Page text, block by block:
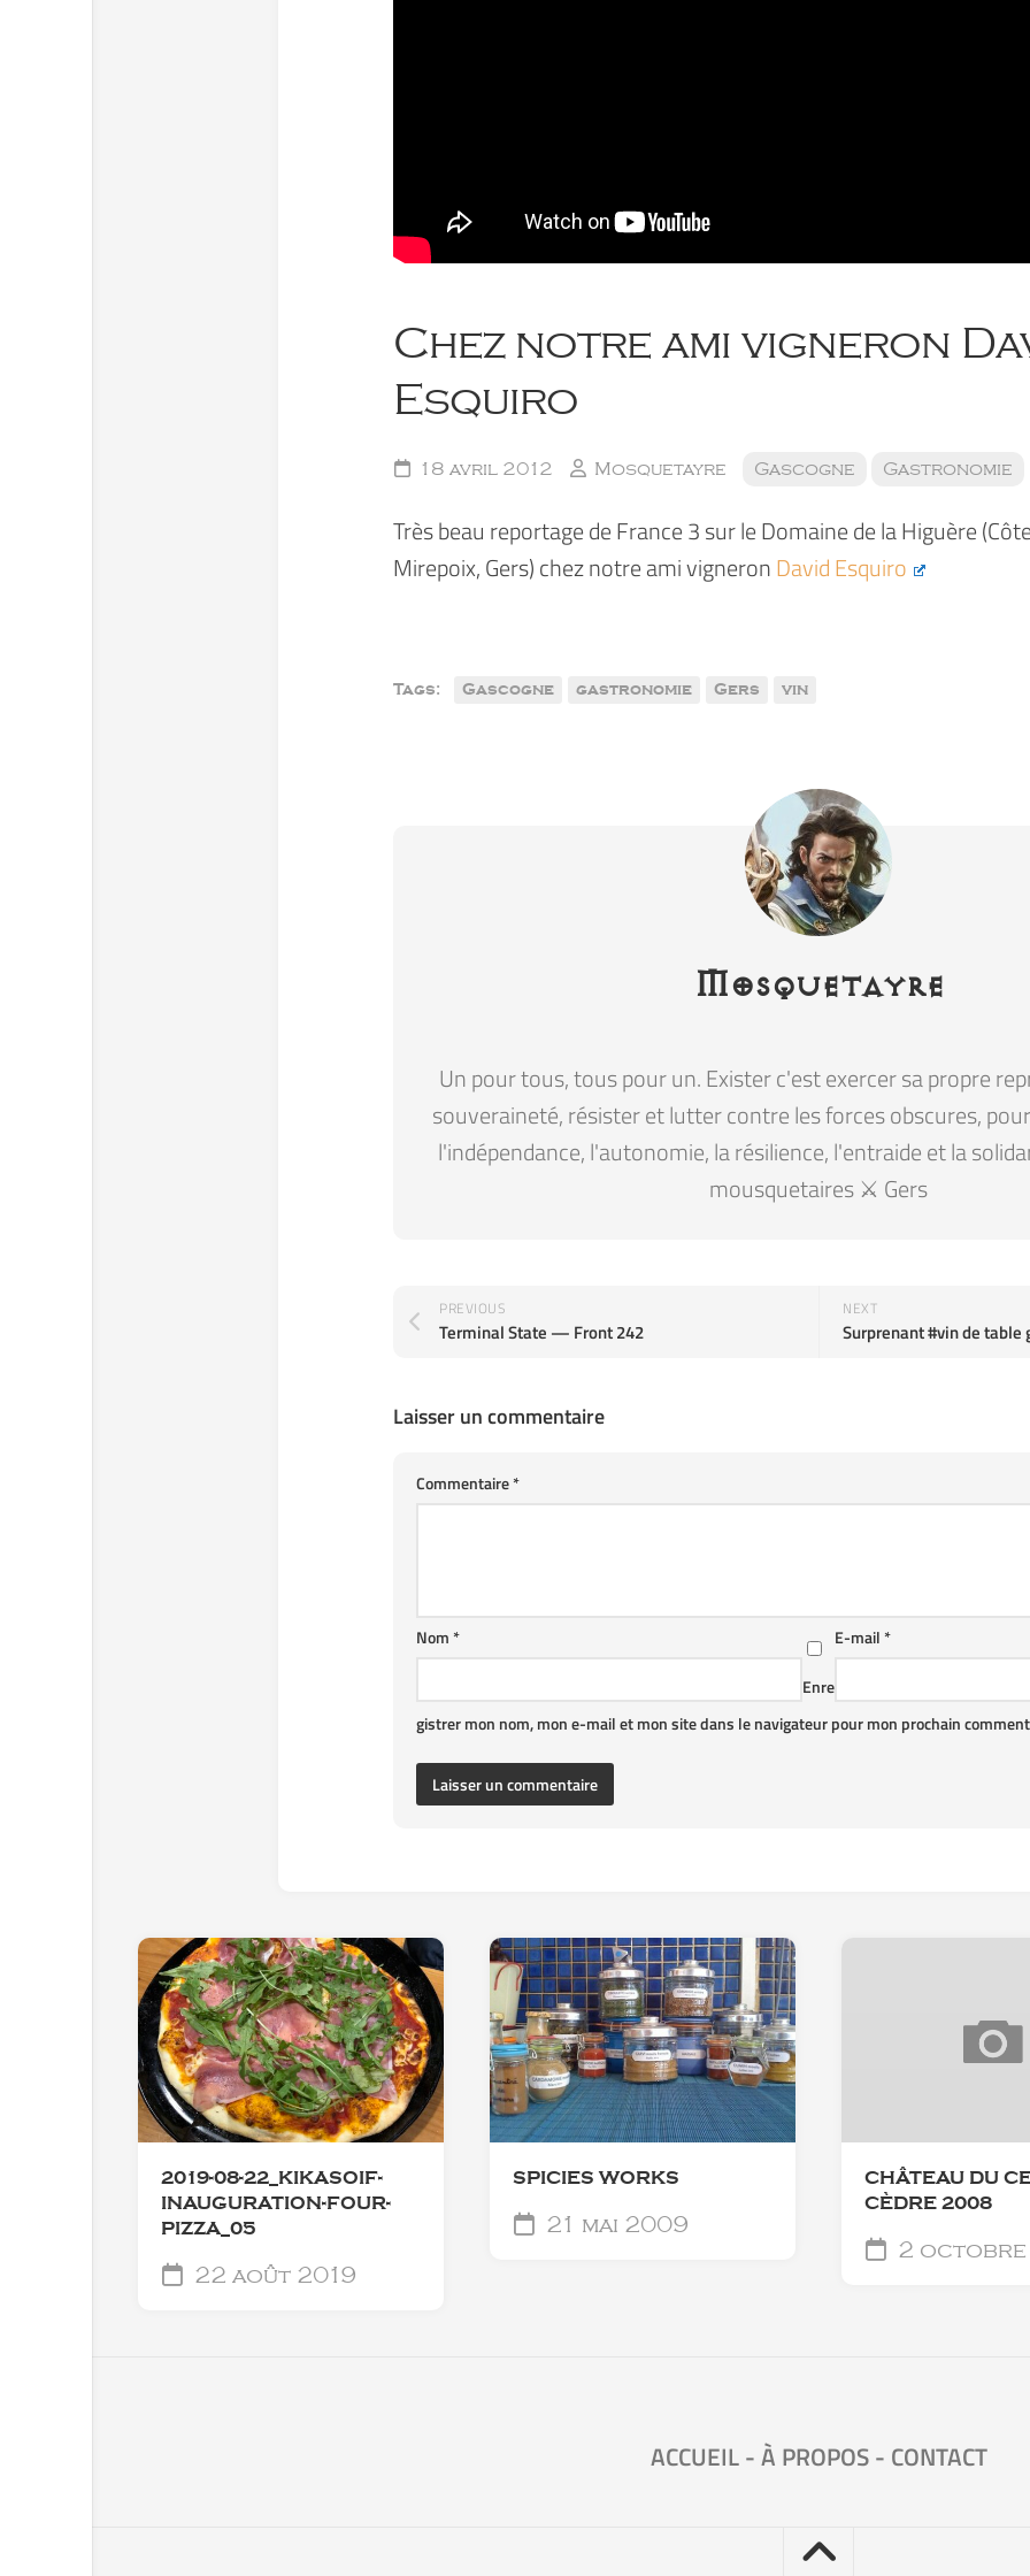
Chez notre ami vigneron
Esquiro
18 avril 2012 Mosquetayre Gascogne Gastronomie
Très beau reportage de France 3 sur le Domaine de la Higuère
Mirepoix, Gers) chez notre ami vigneronDavid Esquiro
Tags: Gascogne gastronomie Gers vin
Mosquetayre
Un pour tous, tous pour un. Exister c'est exercer sa propre
souveraineté, résister et lutter contre les forces obscures,
l'indépendance, l'autonomie, la résilience, l'entraide et la
mousquetaires ⚔️ Gers
NEXT
PREVIOUS
Terminal State — Front 242
Laisser un commentaire
Commentaire*
E-mail*
Nom*
Enre
gistrer mon nom, mon e-mail et mon site dans le navigateur pour mon prochain
2019-08-22_KIKASOIF-
INAUGURATION-FOUR-
PIZZA_05
22 août 2019
SPICIES WORKS
21 mai 2009
CHÂTEAU DU
CÈDRE 2008
2 octobre
ACCUEIL-À PROPOS- CONTACT